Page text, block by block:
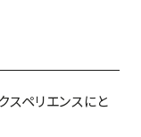
スペリエンスにと